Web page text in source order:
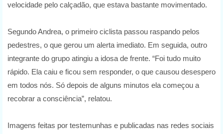
velocidade pelo calçadão, que estava bastante movimentado.
Segundo Andrea, o primeiro ciclista passou raspando pelos
pedestres, o que gerou um alerta imediato. Em seguida, outro
integrante do grupo atingiu a idosa de frente. “Foi tudo muito
rápido. Ela caiu e ficou sem responder, o que causou desespero
em todos nós. Só depois de alguns minutos ela começou a
recobrar a consciência”, relatou.
Imagens feitas por testemunhas e publicadas nas redes sociais